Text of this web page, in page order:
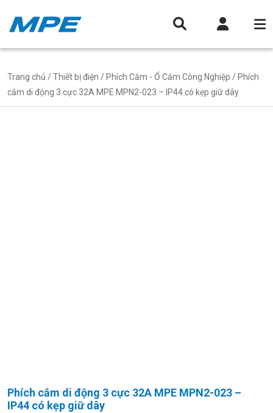
Trang chủ /Thiết bị điện / Phích Cắm - Ổ Cắm Công Nghiệp / Phích
cắm di động 3 cực 32A MPE MPN2-023 – IP44 có kẹp giữ dây
Phích cắm di động 3 cực 32A MPE MPN2-023 –
IP44 có kẹp giữ dây